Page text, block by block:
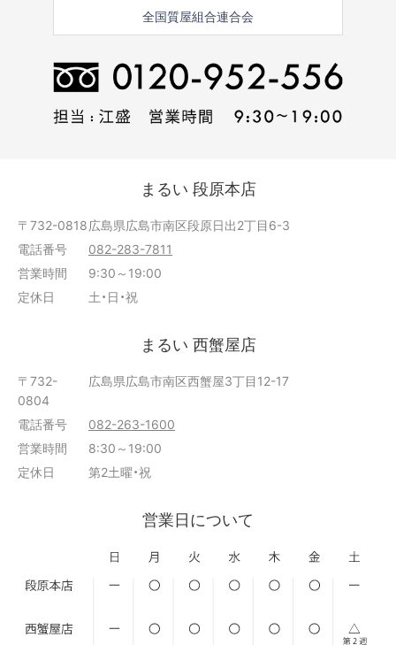
全国質屋組合連合会
まるい 段原本店
〒732-0818広島県広島市南区段原日出2丁目6-3
電話番号
082-283-7811
営業時間
9:30～19:00
定休日
土・日・祝
まるい 西蟹屋店
〒732-
0804
広島県広島市南区西蟹屋3丁目12-17
電話番号
082-263-1600
営業時間
8:30～19:00
定休日
第2土曜・祝
営業日について